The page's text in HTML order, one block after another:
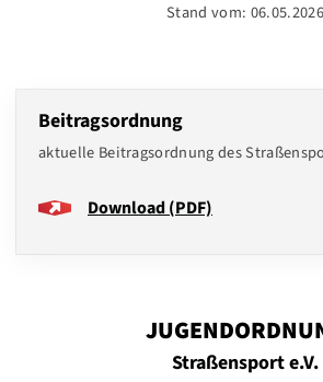
Stand vom: 06.05.2026
Beitragsordnung
aktuelle Beitragsordnung des
Download (PDF)
Straßensport e.V.